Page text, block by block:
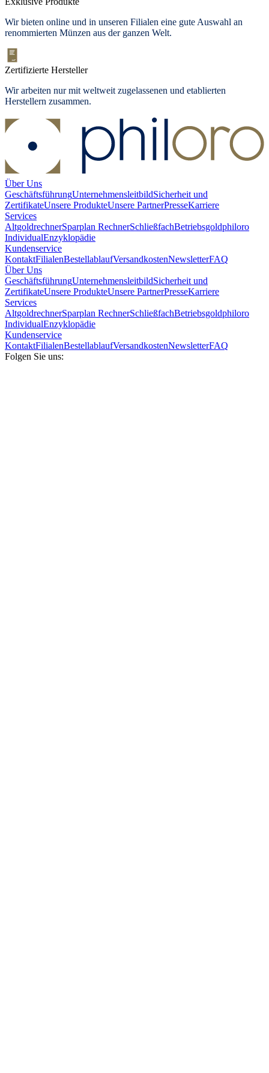
Wir bieten online und in unseren Filialen eine gute Auswahl an
renommierten Münzen aus der ganzen Welt.
Zertifizierte Hersteller
Wir arbeiten nur mit weltweit zugelassenen und etablierten
Herstellern zusammen.
Über Uns
GeschäftsführungUnternehmensleitbildSicherheit und
ZertifikateUnsere ProdukteUnsere PartnerPresseKarriere
Services
AltgoldrechnerSparplan RechnerSchließfachBetriebsgoldphiloro
IndividualEnzyklopädie
Kundenservice
KontaktFilialenBestellablaufVersandkostenNewsletterFAQ
Über Uns
GeschäftsführungUnternehmensleitbildSicherheit und
ZertifikateUnsere ProdukteUnsere PartnerPresseKarriere
Services
AltgoldrechnerSparplan RechnerSchließfachBetriebsgoldphiloro
IndividualEnzyklopädie
Kundenservice
KontaktFilialenBestellablaufVersandkostenNewsletterFAQ
Folgen Sie uns: